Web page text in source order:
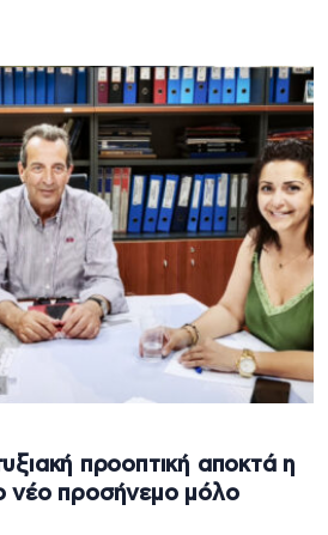
προοπτική αποκτά η
νέο προσήνεμο μόλο